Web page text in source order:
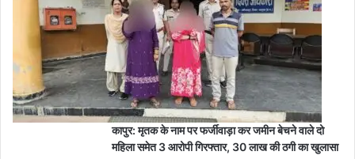
कापुर: मृतक के नाम पर फर्जीवाड़ा कर जमीन बेचने वाले दो
महिला समेत 3 आरोपी गिरफ्तार, 30 लाख की ठगी का खुलासा